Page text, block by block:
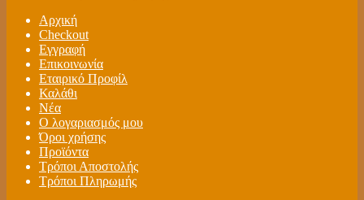
Αρχική
Checkout
Εγγραφή
Επικοινωνία
Εταιρικό Προφίλ
Καλάθι
Νέα
Ο λογαριασμός μου
Όροι χρήσης
Προϊόντα
Τρόποι Αποστολής
Τρόποι Πληρωμής